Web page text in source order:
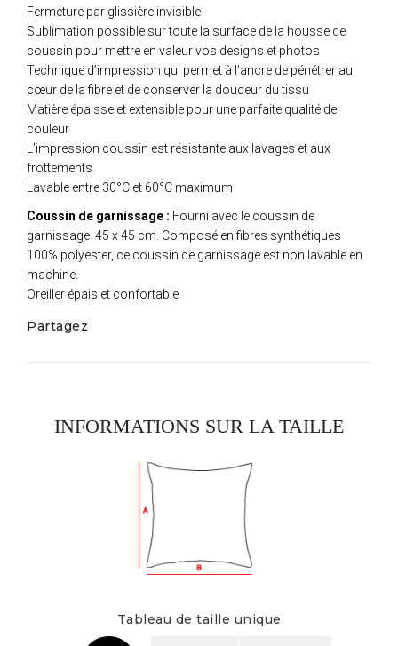
Fermeture par glissière invisible
Sublimation possible sur toute la surface de la housse de
coussin pour mettre en valeur vos designs et photos
Technique d’impression qui permet à l’ancre de pénétrer au
cœur de la fibre et de conserver la douceur du tissu
Matière épaisse et extensible pour une parfaite qualité de
couleur
L’impression coussin est résistante aux lavages et aux
frottements
Lavable entre 30°C et 60°C maximum
Coussin de garnissage : Fourni avec le coussin de
garnissage 45 x 45 cm. Composé en fibres synthétiques
100% polyester, ce coussin de garnissage est non lavable en
machine.
Oreiller épais et confortable
Partagez
INFORMATIONS SUR LA TAILLE
Tableau de taille unique